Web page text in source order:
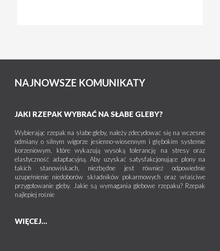
NAJNOWSZE KOMUNIKATY
JAKI RZEPAK WYBRAĆ NA SŁABE GLEBY?
Wybierając rzepak na słabe gleby, należy zdecydować się na wczesne
odmiany o silnym wigorze jesienno-wiosennym i głębokim systemie
korzeniowym, które wykazują wysoką tolerancję na stresy oraz
elastyczność adaptacyjną. Aby uzyskać satysfakcjonujące plony na
takich stanowiskach, niezbędne jest również odpowiednie
uzupełnienie niedoborów składników pokarmowych oraz właściwe
przygotowanie gleby. Jakie są wymagania glebowe rzepaku? Rzepak
najlepiej rośnie
WIĘCEJ...